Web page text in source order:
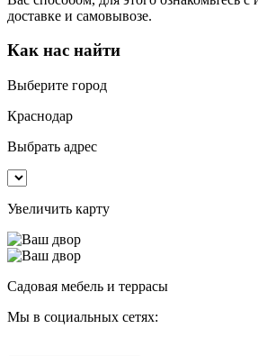
доставке и самовывозе.
Как нас найти
Выберите город
Краснодар
Выбрать адрес
Увеличить карту
Садовая мебель и террасы
Мы в социальных сетях: